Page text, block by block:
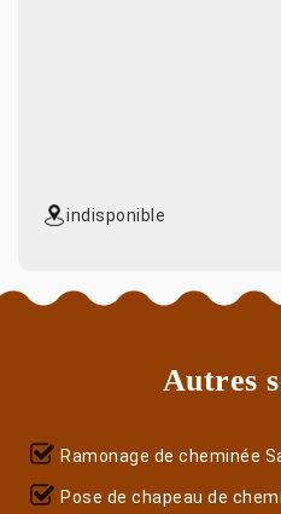
indisponible
Autres
Ramonage de cheminée
Pose de chapeau de